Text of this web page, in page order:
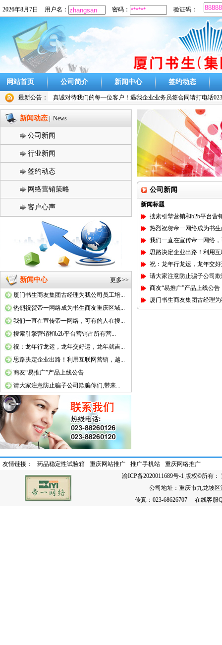
2026年8月7日 用户名： 密码： 验证码：
网站首页 公司简介 新闻中心 签约动态
最新公告： 真诚对待我们的每一位客户！遇我企业业务员签合同请打电话
新闻动态 | News
公司新闻
行业新闻
签约动态
网络营销策略
客户心声
新闻中心 更多>>
厦门书生商友集团古经理为我公司员工培...
热烈祝贺帝一网络成为书生商友重庆区域...
我们一直在宣传帝一网络，可有的人在搜...
搜索引擎营销和b2b平台营销占所有营...
祝：龙年行龙运，龙年交好运，龙年就吉...
思路决定企业出路！利用互联网营销，越...
商友“易推广”产品上线公告
请大家注意防止骗子公司欺骗你们,带来...
公司新闻
新闻标题
搜索引擎营销和b2b平台营
热烈祝贺帝一网络成为书
我们一直在宣传帝一网络
思路决定企业出路！利用
祝：龙年行龙运，龙年交
请大家注意防止骗子公司
商友“易推广”产品上线公告
厦门书生商友集团古经理
友情链接： 药品稳定性试验箱 重庆网站推广 推广手机站
重庆网络推广
渝ICP备2020011689号-1版权©所有：
公司地址：重庆市九龙坡区
传真：023-68626707 在线客服